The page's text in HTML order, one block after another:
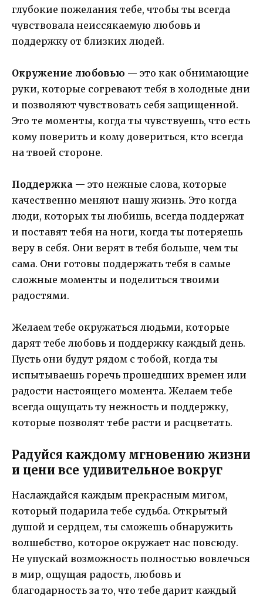
глубокие пожелания тебе, чтобы ты всегда
чувствовала неиссякаемую любовь и
поддержку от близких людей.
Окружение любовью — это как обнимающие
руки, которые согревают тебя в холодные дни
и позволяют чувствовать себя защищенной.
Это те моменты, когда ты чувствуешь, что есть
кому поверить и кому довериться, кто всегда
на твоей стороне.
Поддержка — это нежные слова, которые
качественно меняют нашу жизнь. Это когда
люди, которых ты любишь, всегда поддержат
и поставят тебя на ноги, когда ты потеряешь
веру в себя. Они верят в тебя больше, чем ты
сама. Они готовы поддержать тебя в самые
сложные моменты и поделиться твоими
радостями.
Желаем тебе окружаться людьми, которые
дарят тебе любовь и поддержку каждый день.
Пусть они будут рядом с тобой, когда ты
испытываешь горечь прошедших времен или
радости настоящего момента. Желаем тебе
всегда ощущать ту нежность и поддержку,
которые позволят тебе расти и расцветать.
Радуйся каждому мгновению жизни
и цени все удивительное вокруг
Наслаждайся каждым прекрасным мигом,
который подарила тебе судьба. Открытый
душой и сердцем, ты сможешь обнаружить
волшебство, которое окружает нас повсюду.
Не упускай возможность полностью вовлечься
в мир, ощущая радость, любовь и
благодарность за то, что тебе дарит каждый